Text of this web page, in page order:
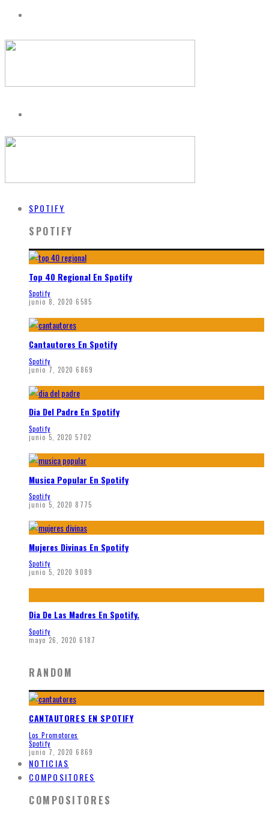
SPOTIFY
SPOTIFY
Top 40 Regional En Spotify
Spotify
junio 8, 2020 6585
Cantautores En Spotify
Spotify
junio 7, 2020 6869
Dia Del Padre En Spotify
Spotify
junio 5, 2020 5702
Musica Popular En Spotify
Spotify
junio 5, 2020 8775
Mujeres Divinas En Spotify
Spotify
junio 5, 2020 9089
Dia De Las Madres En Spotify.
Spotify
mayo 26, 2020 6187
RANDOM
CANTAUTORES EN SPOTIFY
Los Promotores
Spotify
junio 7, 2020 6869
NOTICIAS
COMPOSITORES
COMPOSITORES